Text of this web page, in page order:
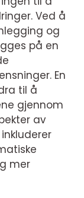
Ved å
og
på en
En
til å
gjennom
av
mer